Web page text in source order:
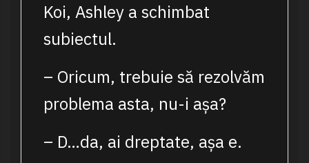
Koi, Ashley a schimbat
subiectul.
– Oricum, trebuie să rezolvăm
problema asta, nu-i așa?
– D…da, ai dreptate, așa e.